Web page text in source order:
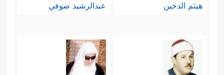
هيثم الدخين عبدالرشيد صوفي